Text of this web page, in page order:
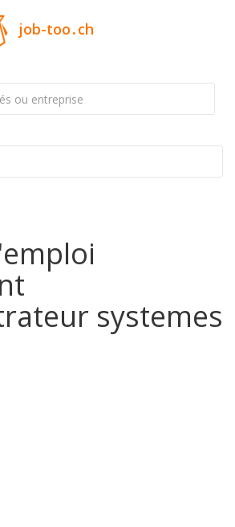
job-too.ch
systemes